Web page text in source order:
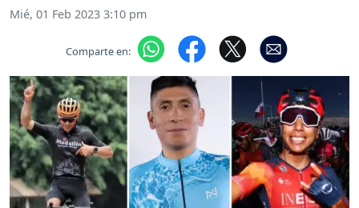
Mié, 01 Feb 2023 3:10 pm
Comparte en: